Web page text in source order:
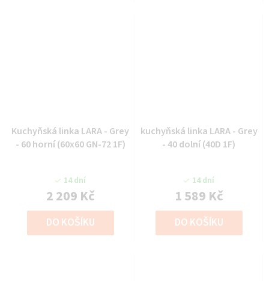
Kuchyňská linka LARA - Grey
- 60 horní (60x60 GN-72 1F)
14 dní
2 209 Kč
DO KOŠÍKU
kuchyňská linka LARA - Grey
- 40 dolní (40D 1F)
14 dní
1 589 Kč
DO KOŠÍKU